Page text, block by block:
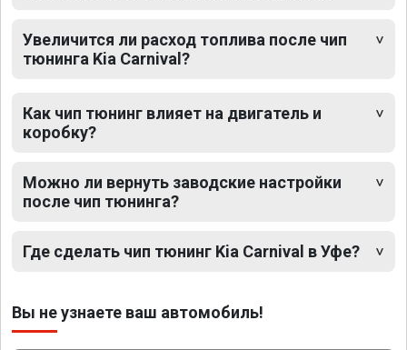
Увеличится ли расход топлива после чип
тюнинга Kia Carnival?
Как чип тюнинг влияет на двигатель и
коробку?
Можно ли вернуть заводские настройки
после чип тюнинга?
Где сделать чип тюнинг Kia Carnival в Уфе?
Вы не узнаете ваш автомобиль!